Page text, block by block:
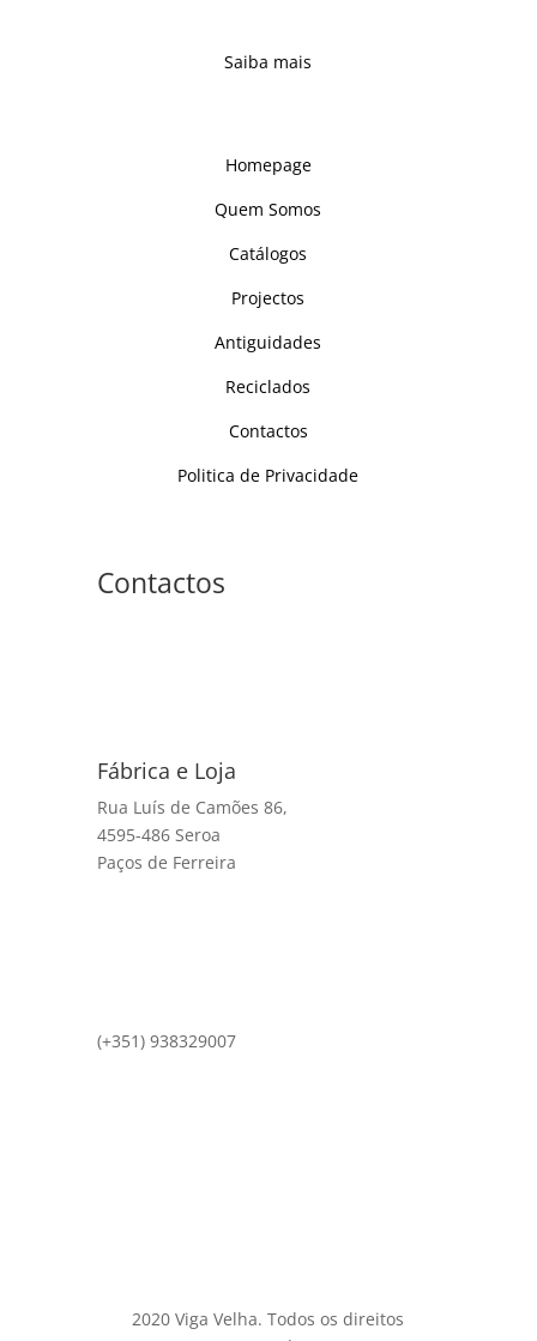
Saiba mais
Homepage
Quem Somos
Catálogos
Projectos
Antiguidades
Reciclados
Contactos
Politica de Privacidade
Contactos
Fábrica e Loja
Rua Luís de Camões 86,
4595-486 Seroa
Paços de Ferreira
(+351) 938329007
2020 Viga Velha. Todos os direitos